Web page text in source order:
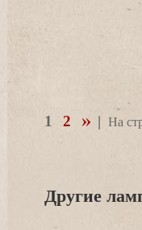
1 2 | На
Другие